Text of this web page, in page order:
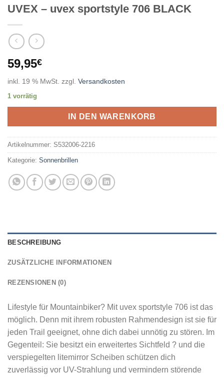
UVEX – uvex sportstyle 706 BLACK
59,95€
inkl. 19 % MwSt. zzgl. Versandkosten
1 vorrätig
IN DEN WARENKORB
Artikelnummer: S532006-2216
Kategorie: Sonnenbrillen
BESCHREIBUNG
ZUSÄTZLICHE INFORMATIONEN
REZENSIONEN (0)
Lifestyle für Mountainbiker? Mit uvex sportstyle 706 ist das
möglich. Denn mit ihrem robusten Rahmendesign ist sie für
jeden Trail geeignet, ohne dich dabei unnötig zu stören. Im
Gegenteil: Sie besitzt ein erweitertes Sichtfeld ? und die
verspiegelten litemirror Scheiben schützen dich
zuverlässig vor UV-Strahlung und vermindern störende